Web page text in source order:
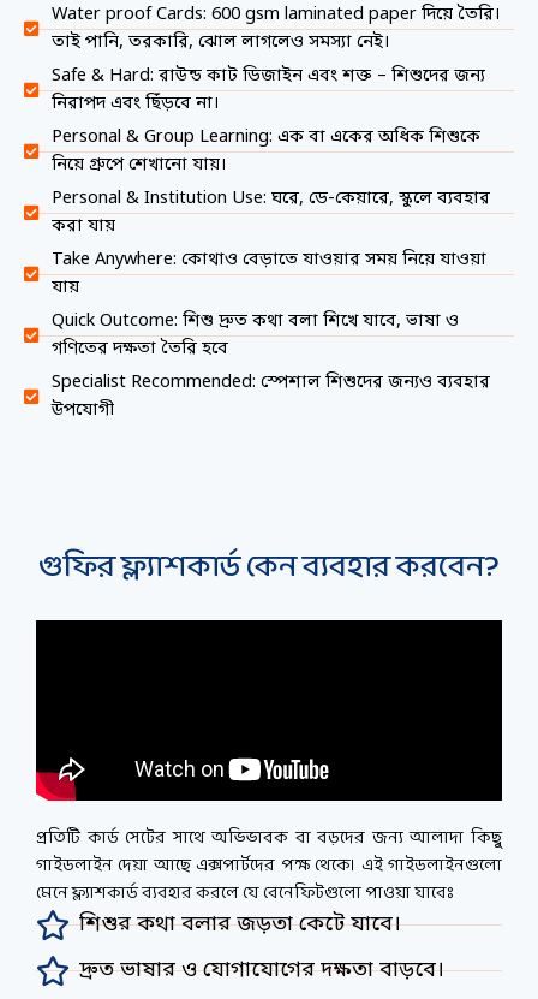
Water proof Cards: 600 gsm laminated paper দিয়ে তৈরি।
তাই পানি, তরকারি, ঝোল লাগলেও সমস্যা নেই।
Safe & Hard: রাউন্ড কাট ডিজাইন এবং শক্ত – শিশুদের জন্য
নিরাপদ এবং ছিঁড়বে না।
Personal & Group Learning: এক বা একের অধিক শিশুকে
নিয়ে গ্রুপে শেখানো যায়।
Personal & Institution Use: ঘরে, ডে-কেয়ারে, স্কুলে ব্যবহার
করা যায়
Take Anywhere: কোথাও বেড়াতে যাওয়ার সময় নিয়ে যাওয়া
যায়
Quick Outcome: শিশু দ্রুত কথা বলা শিখে যাবে, ভাষা ও
গণিতের দক্ষতা তৈরি হবে
Specialist Recommended: স্পেশাল শিশুদের জন্যও ব্যবহার
উপযোগী
গুফির ফ্ল্যাশকার্ড কেন ব্যবহার করবেন?
প্রতিটি কার্ড সেটের সাথে অভিভাবক বা বড়দের জন্য আলাদা কিছু
গাইডলাইন দেয়া আছে এক্সপার্টদের পক্ষ থেকে। এই গাইডলাইনগুলো
মেনে ফ্ল্যাশকার্ড ব্যবহার করলে যে বেনেফিটগুলো পাওয়া যাবেঃ
শিশুর কথা বলার জড়তা কেটে যাবে।
দ্রুত ভাষার ও যোগাযোগের দক্ষতা বাড়বে।